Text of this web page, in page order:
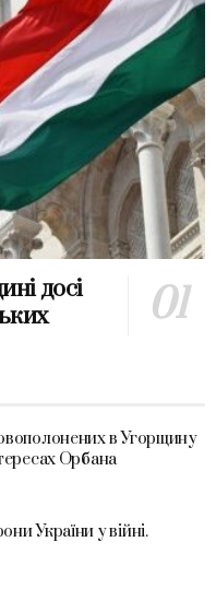
досі
в Угорщину
Орбана
України у війні.